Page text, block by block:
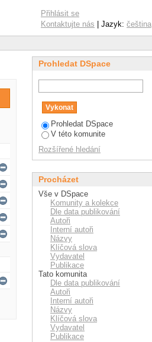
Přihlásit se
Kontaktujte nás | Jazyk: čeština
Prohledat DSpace
Prohledat DSpace
V této komunite
Rozšířené hledání
Procházet
Vše v DSpace
Komunity a kolekce
Dle data publikování
Autoři
Interní autoři
Názvy
Klíčová slova
Vydavatel
Publikace
Tato komunita
Dle data publikování
Autoři
Interní autoři
Názvy
Klíčová slova
Vydavatel
Publikace